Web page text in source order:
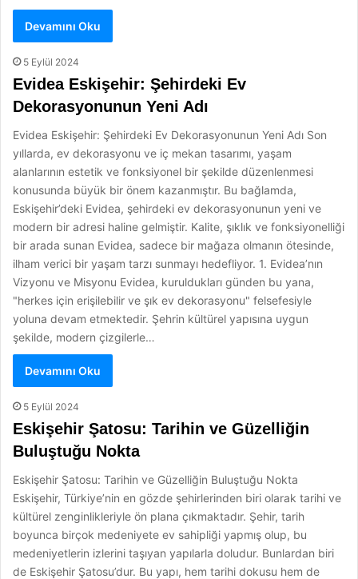
Devamını Oku
5 Eylül 2024
Evidea Eskişehir: Şehirdeki Ev
Dekorasyonunun Yeni Adı
Evidea Eskişehir: Şehirdeki Ev Dekorasyonunun Yeni Adı Son
yıllarda, ev dekorasyonu ve iç mekan tasarımı, yaşam
alanlarının estetik ve fonksiyonel bir şekilde düzenlenmesi
konusunda büyük bir önem kazanmıştır. Bu bağlamda,
Eskişehir’deki Evidea, şehirdeki ev dekorasyonunun yeni ve
modern bir adresi haline gelmiştir. Kalite, şıklık ve fonksiyonelliği
bir arada sunan Evidea, sadece bir mağaza olmanın ötesinde,
ilham verici bir yaşam tarzı sunmayı hedefliyor. 1. Evidea’nın
Vizyonu ve Misyonu Evidea, kuruldukları günden bu yana,
"herkes için erişilebilir ve şık ev dekorasyonu" felsefesiyle
yoluna devam etmektedir. Şehrin kültürel yapısına uygun
şekilde, modern çizgilerle…
Devamını Oku
5 Eylül 2024
Eskişehir Şatosu: Tarihin ve Güzelliğin
Buluştuğu Nokta
Eskişehir Şatosu: Tarihin ve Güzelliğin Buluştuğu Nokta
Eskişehir, Türkiye’nin en gözde şehirlerinden biri olarak tarihi ve
kültürel zenginlikleriyle ön plana çıkmaktadır. Şehir, tarih
boyunca birçok medeniyete ev sahipliği yapmış olup, bu
medeniyetlerin izlerini taşıyan yapılarla doludur. Bunlardan biri
de Eskişehir Şatosu’dur. Bu yapı, hem tarihi dokusu hem de